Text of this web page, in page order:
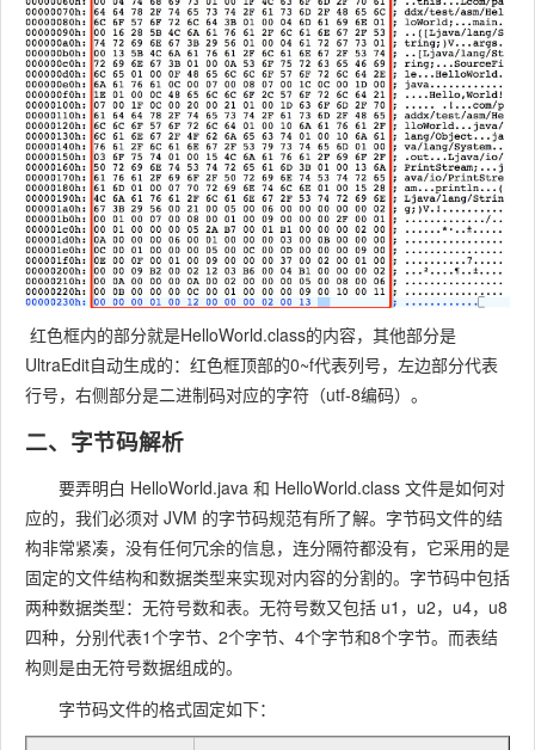
红色框内的部分就是HelloWorld.class的内容，其他部分是
UltraEdit自动生成的：红色框顶部的0~f代表列号，左边部分代表
行号，右侧部分是二进制码对应的字符（utf-8编码）。
二、字节码解析
要弄明白 HelloWorld.java 和 HelloWorld.class 文件是如何对
应的，我们必须对 JVM 的字节码规范有所了解。字节码文件的结
构非常紧凑，没有任何冗余的信息，连分隔符都没有，它采用的是
固定的文件结构和数据类型来实现对内容的分割的。字节码中包括
两种数据类型：无符号数和表。无符号数又包括 u1，u2，u4，u8
四种，分别代表1个字节、2个字节、4个字节和8个字节。而表结
构则是由无符号数据组成的。
字节码文件的格式固定如下：